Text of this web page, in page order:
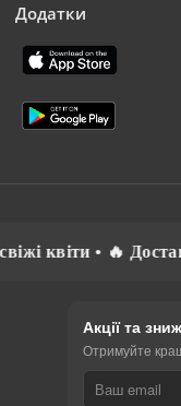
Додатки
день-у-
Акції та
Отримуйте